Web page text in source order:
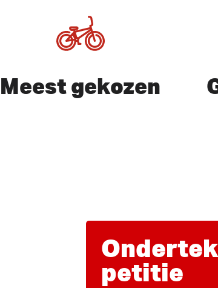
Meest gekozen
petitie